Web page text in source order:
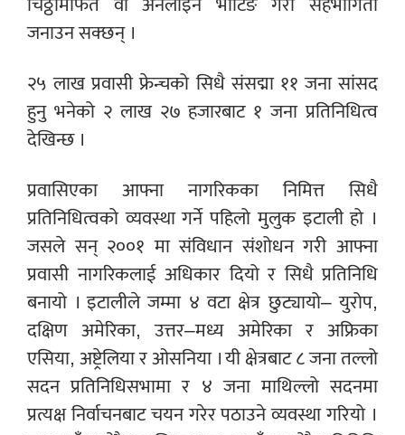
जनाउन सक्छन् ।
२५ लाख प्रवासी फ्रेन्चको सिधै संसद्मा ११ जना सांसद
हुनु भनेको २ लाख २७ हजारबाट १ जना प्रतिनिधित्व
देखिन्छ ।
प्रवासिएका आफ्ना नागरिकका निमित्त सिधै
प्रतिनिधित्वको व्यवस्था गर्ने पहिलो मुलुक इटाली हो ।
जसले सन् २००१ मा संविधान संशोधन गरी आफ्ना
प्रवासी नागरिकलाई अधिकार दियो र सिधै प्रतिनिधि
बनायो । इटालीले जम्मा ४ वटा क्षेत्र छुट्यायो– युरोप,
दक्षिण अमेरिका, उत्तर–मध्य अमेरिका र अफ्रिका
एसिया, अष्ट्रेलिया र ओसनिया । यी क्षेत्रबाट ८ जना तल्लो
सदन प्रतिनिधिसभामा र ४ जना माथिल्लो सदनमा
प्रत्यक्ष निर्वाचनबाट चयन गरेर पठाउने व्यवस्था गरियो ।